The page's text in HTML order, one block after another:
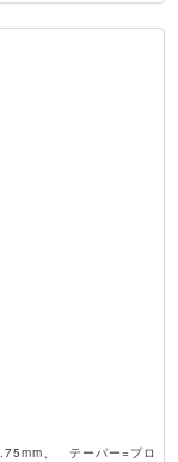
、 テーパー=プロ